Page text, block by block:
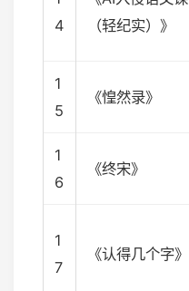
4
（轻纪实）》
1
5
《惶然录》
1
6
《终宋》
1
7
《认得几个字》